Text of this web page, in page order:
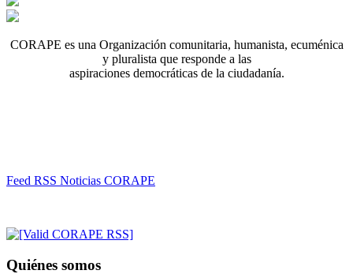
CORAPE es una Organización comunitaria, humanista, ecuménica
y pluralista que responde a las
aspiraciones democráticas de la ciudadanía.
Feed RSS Noticias CORAPE
Quiénes somos